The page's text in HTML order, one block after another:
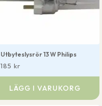
Utbyteslysrör 13 W Philips
185 kr
LÄGG I VARUKORG